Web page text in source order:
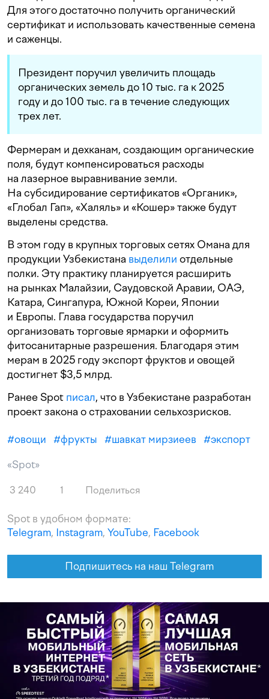
Для этого достаточно получить органический
сертификат и использовать качественные семена
и саженцы.
Президент поручил увеличить площадь
органических земель до 10 тыс. га к 2025
году и до 100 тыс. га в течение следующих
трех лет.
Фермерам и дехканам, создающим органические
поля, будут компенсироваться расходы
на лазерное выравнивание земли.
На субсидирование сертификатов «Органик»,
«Глобал Гап», «Халяль» и «Кошер» также будут
выделены средства.
В этом году в крупных торговых сетях Омана для
продукции Узбекистана выделили отдельные
полки. Эту практику планируется расширить
на рынках Малайзии, Саудовской Аравии, ОАЭ,
Катара, Сингапура, Южной Кореи, Японии
и Европы. Глава государства поручил
организовать торговые ярмарки и оформить
фитосанитарные разрешения. Благодаря этим
мерам в 2025 году экспорт фруктов и овощей
достигнет $3,5 млрд.
Ранее Spot писал, что в Узбекистане разработан
проект закона о страховании сельхозрисков.
#овощи #фрукты #шавкат мирзиеев #экспорт
«Spot»
3 240 1 Поделиться
Spot в удобном формате:
Telegram, Instagram, YouTube, Facebook
Подпишитесь на наш Telegram